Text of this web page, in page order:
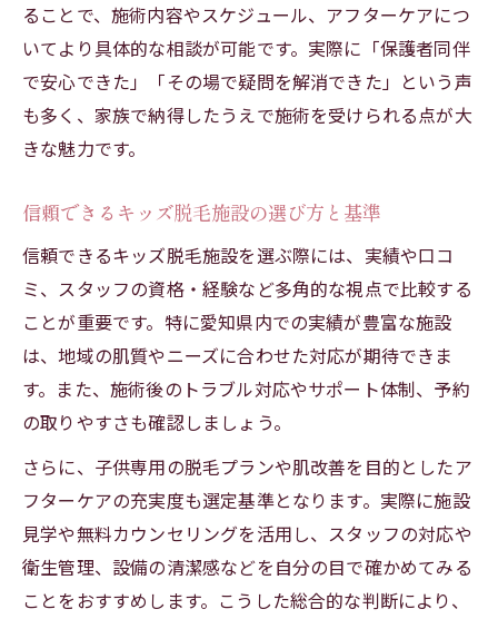
ることで、施術内容やスケジュール、アフターケアにつ
いてより具体的な相談が可能です。実際に「保護者同伴
で安心できた」「その場で疑問を解消できた」という声
も多く、家族で納得したうえで施術を受けられる点が大
きな魅力です。
信頼できるキッズ脱毛施設の選び方と基準
信頼できるキッズ脱毛施設を選ぶ際には、実績や口コ
ミ、スタッフの資格・経験など多角的な視点で比較する
ことが重要です。特に愛知県内での実績が豊富な施設
は、地域の肌質やニーズに合わせた対応が期待できま
す。また、施術後のトラブル対応やサポート体制、予約
の取りやすさも確認しましょう。
さらに、子供専用の脱毛プランや肌改善を目的としたア
フターケアの充実度も選定基準となります。実際に施設
見学や無料カウンセリングを活用し、スタッフの対応や
衛生管理、設備の清潔感などを自分の目で確かめてみる
ことをおすすめします。こうした総合的な判断により、